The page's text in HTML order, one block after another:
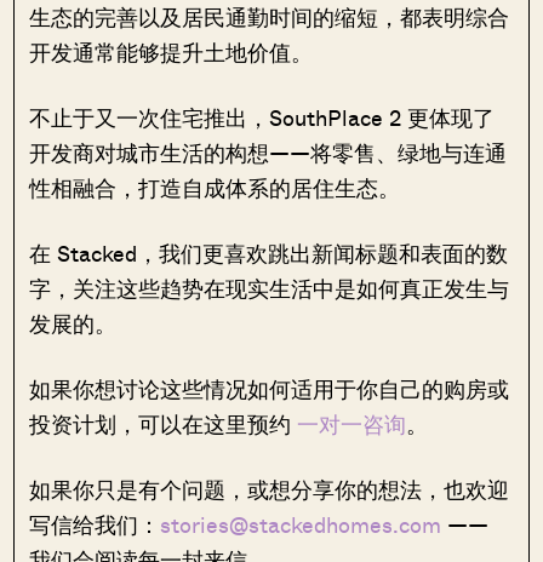
生态的完善以及居民通勤时间的缩短，都表明综合
开发通常能够提升土地价值。
不止于又一次住宅推出，SouthPlace 2 更体现了
开发商对城市生活的构想——将零售、绿地与连通
性相融合，打造自成体系的居住生态。
在 Stacked，我们更喜欢跳出新闻标题和表面的数
字，关注这些趋势在现实生活中是如何真正发生与
发展的。
如果你想讨论这些情况如何适用于你自己的购房或
投资计划，可以在这里预约 一对一咨询。
如果你只是有个问题，或想分享你的想法，也欢迎
写信给我们： stories@stackedhomes.com ——